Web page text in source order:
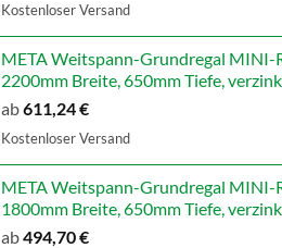
Kostenloser Versand
META Weitspann-Grundregal MINI-
2200mm Breite, 650mm Tiefe,
ab611,24€
Kostenloser Versand
META Weitspann-Grundregal MINI-
1800mm Breite, 650mm Tiefe,
ab494,70€